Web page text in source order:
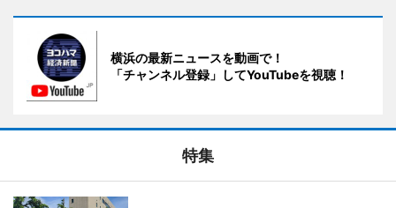
横浜の最新ニュースを動画で！
「チャンネル登録」してYouTubeを視聴！
特集